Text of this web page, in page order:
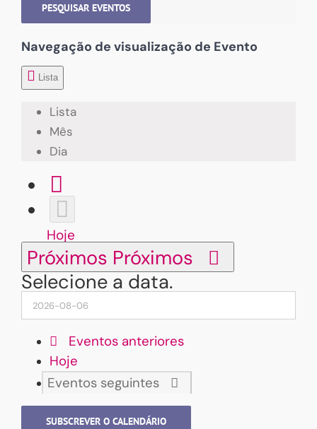
PESQUISAR EVENTOS
Navegação de visualização de Evento
Lista
Lista
Mês
Dia
Hoje
Próximos Próximos
Selecione a data.
Eventos anteriores
Hoje
Eventosseguintes
SUBSCREVER O CALENDÁRIO